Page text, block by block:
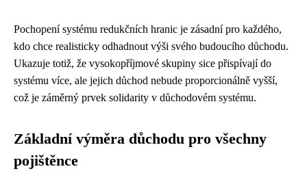
Pochopení systému redukčních hranic je zásadní pro každého,
kdo chce realisticky odhadnout výši svého budoucího důchodu.
Ukazuje totiž, že vysokopříjmové skupiny sice přispívají do
systému více, ale jejich důchod nebude proporcionálně vyšší,
což je záměrný prvek solidarity v důchodovém systému.
Základní výměra důchodu pro všechny
pojištěnce